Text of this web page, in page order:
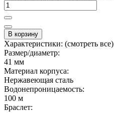
В корзину
Характеристики: (смотреть все)
Размер/диаметр:
41 мм
Материал корпуса:
Нержавеющая сталь
Водонепроницаемость:
100 м
Браслет: